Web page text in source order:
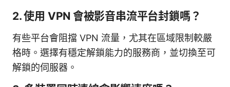
2. 使用 VPN 會被影音串流平台封鎖嗎？
有些平台會阻擋 VPN 流量，尤其在區域限制較嚴
格時。選擇有穩定解鎖能力的服務商，並切換至可
解鎖的伺服器。